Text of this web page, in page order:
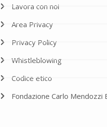
Lavora con noi
Area Privacy
Privacy Policy
Whistleblowing
Codice etico
Fondazione Carlo Mendozzi